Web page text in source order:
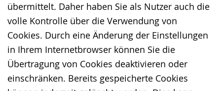
übermittelt. Daher haben Sie als Nutzer auch die
volle Kontrolle über die Verwendung von
Cookies. Durch eine Änderung der Einstellungen
in Ihrem Internetbrowser können Sie die
Übertragung von Cookies deaktivieren oder
einschränken. Bereits gespeicherte Cookies